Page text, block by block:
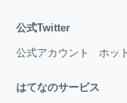
公式Twitter
公式アカウント ホッ
はてなのサービス